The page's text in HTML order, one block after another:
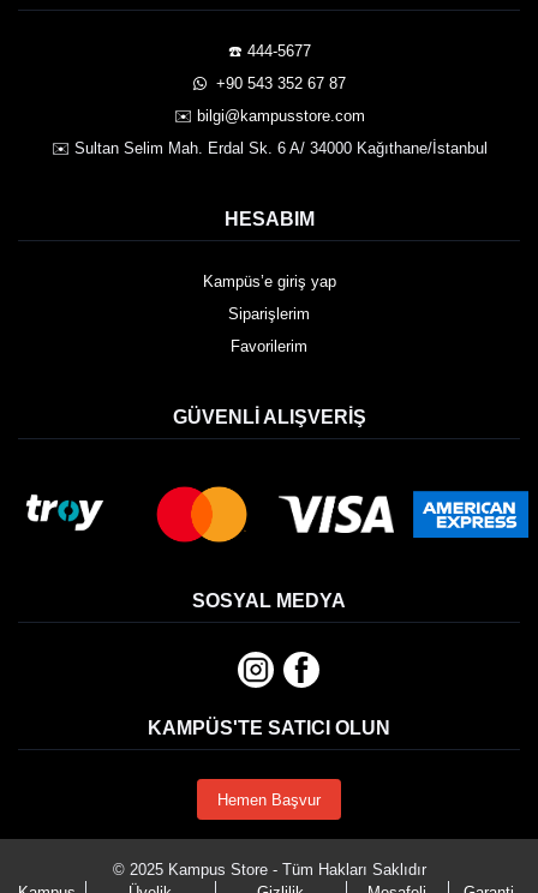
☎️ 444-5677
️ +90 543 352 67 87
✉️ bilgi@kampusstore.com
✉️ Sultan Selim Mah. Erdal Sk. 6 A/ 34000 Kağıthane/İstanbul
HESABIM
Kampüs’e giriş yap
Siparişlerim
Favorilerim
GÜVENLI ALIŞVERIŞ
SOSYAL MEDYA
KAMPÜS'TE SATICI OLUN
Hemen Başvur
© 2025 Kampus Store - Tüm Hakları Saklıdır